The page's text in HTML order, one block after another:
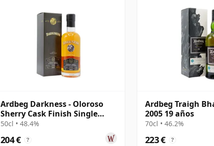
Ardbeg Darkness - Oloroso
Sherry Cask Finish Single
Malt 12 años
50cl • 48.4%
204 € ?
Ardbeg Traigh
2005 19 años
70cl • 46.2%
223 € ?